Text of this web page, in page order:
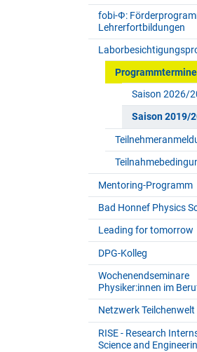
fobi-Ф:
Lehrerfortbildungen
Programmtermine
Saison 2026/
Saison 2019/
Mentoring-Programm
Bad Honnef Physics
Leading for tomorrow
DPG-Kolleg
Wochenendseminare
Physiker:innen im
Netzwerk Teilchenwelt
RISE - Research
Science and